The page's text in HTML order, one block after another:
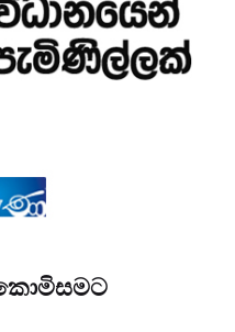
කොමිසමට